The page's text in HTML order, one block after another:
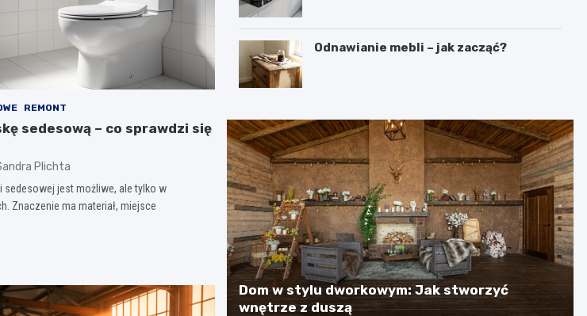
REMONT
sedesową – co sprawdzi się
Plichta
sedesowej jest możliwe, ale tylko w
Znaczenie ma materiał, miejsce
Odnawianie mebli – jak zacząć?
Dom w stylu dworkowym: Jak stworzyć
wnętrze z duszą